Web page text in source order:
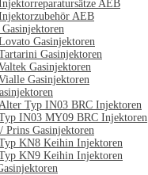
AEB
AEB
Gasinjektoren
Gasinjektoren
Gasinjektoren
Gasinjektoren
Typ IN03 BRC Injektoren
IN03 MY09 BRC Injektoren
Prins Gasinjektoren
KN8 Keihin Injektoren
KN9 Keihin Injektoren